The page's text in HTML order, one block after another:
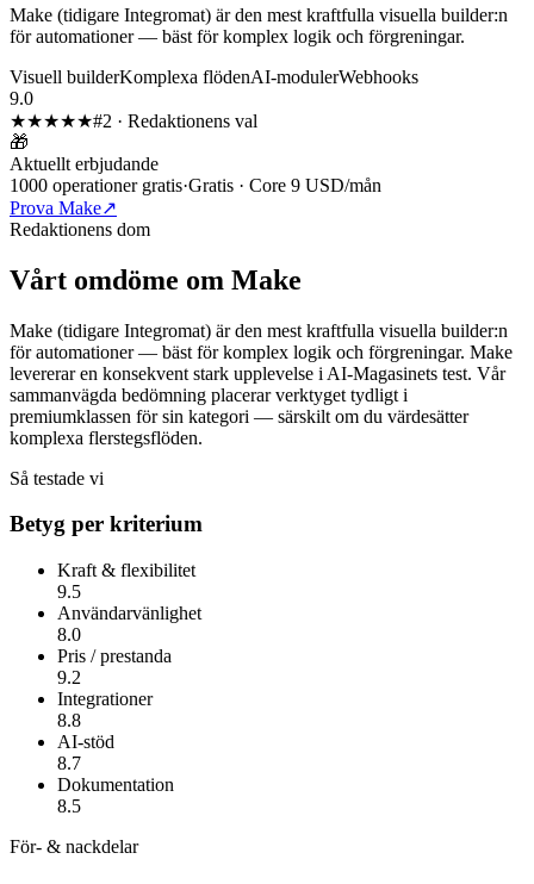
Make (tidigare Integromat) är den mest kraftfulla visuella builder:n
för automationer — bäst för komplex logik och förgreningar.
Visuell builderKomplexa flödenAI-modulerWebhooks
9.0
★★★★★#2 · Redaktionens val
🎁
Aktuellt erbjudande
1000 operationer gratis·Gratis · Core 9 USD/mån
Prova Make↗
Redaktionens dom
Vårt omdöme om Make
Make (tidigare Integromat) är den mest kraftfulla visuella builder:n
för automationer — bäst för komplex logik och förgreningar. Make
levererar en konsekvent stark upplevelse i AI-Magasinets test. Vår
sammanvägda bedömning placerar verktyget tydligt i
premiumklassen för sin kategori — särskilt om du värdesätter
komplexa flerstegsflöden.
Så testade vi
Betyg per kriterium
Kraft & flexibilitet
9.5
Användarvänlighet
8.0
Pris / prestanda
9.2
Integrationer
8.8
AI-stöd
8.7
Dokumentation
8.5
För- & nackdelar